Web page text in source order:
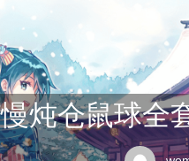
公交车司机终于
慢炖仓鼠球全